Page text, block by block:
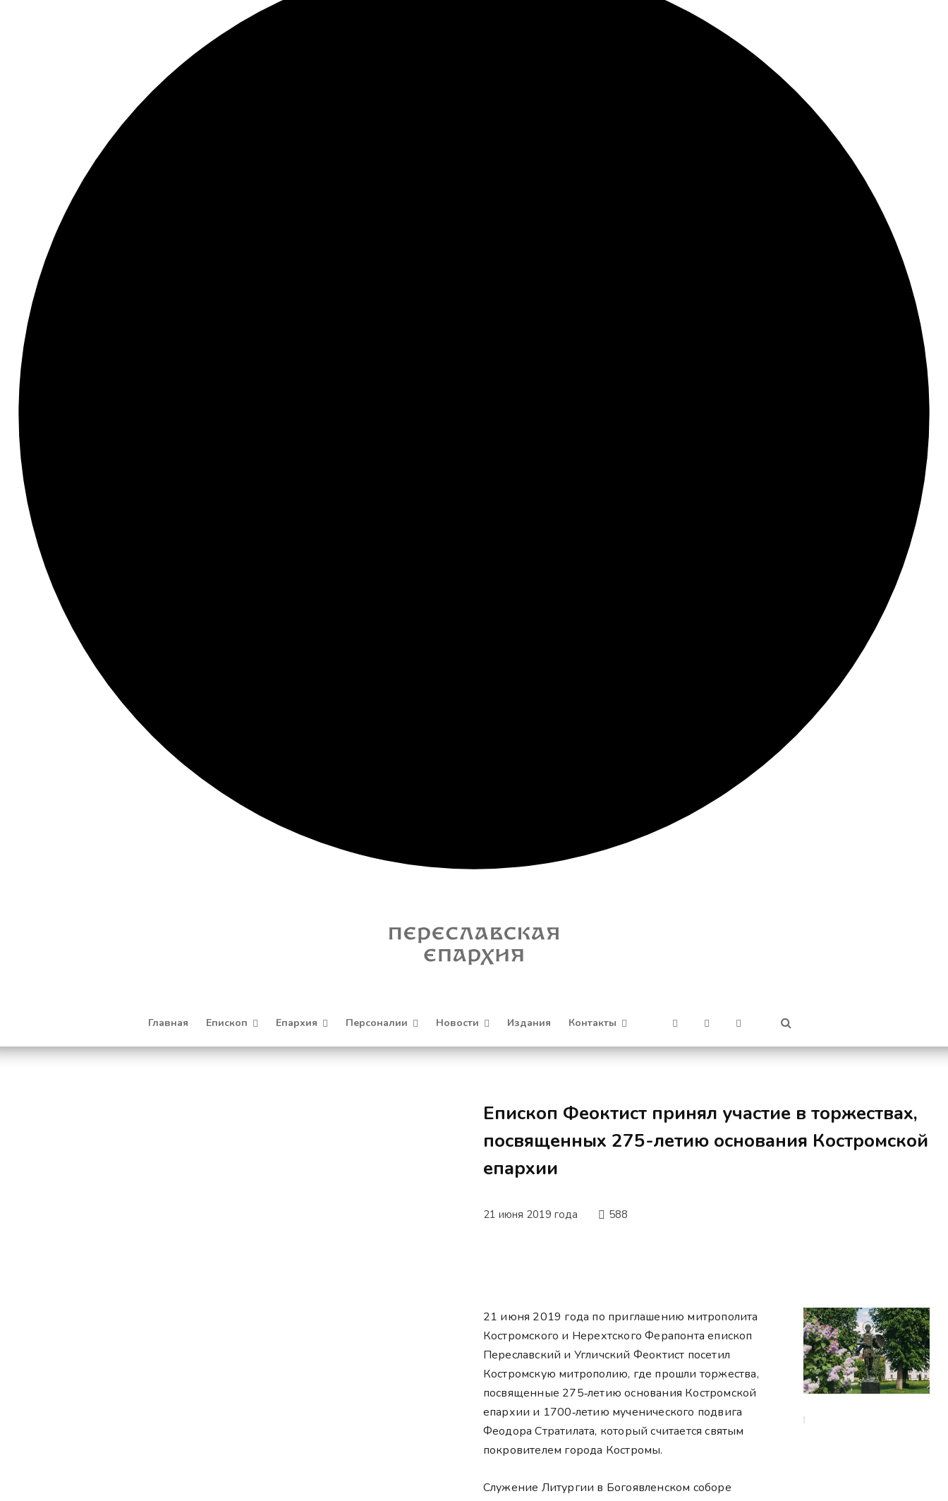
Главная Епископ Епархия Персоналии Новости Издания Контакты
Епископ Феоктист принял участие в торжествах,
посвященных 275-летию основания Костромской
епархии
21 июня 2019 года 588
21 июня 2019 года по приглашению митрополита
Костромского и Нерехтского Ферапонта епископ
Переславский и Угличский Феоктист посетил
Костромскую митрополию, где прошли торжества,
посвященные 275‑летию основания Костромской
епархии и 1700‑летию мученического подвига
Феодора Стратилата, который считается святым
покровителем города Костромы.
Служение Литургии в Богоявленском соборе